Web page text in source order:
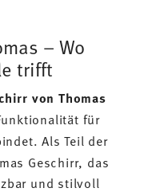
– Wo
trifft
von Thomas
für
Als Teil der
Geschirr, das
und stilvoll